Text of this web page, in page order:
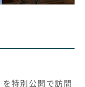
特別公開で訪問